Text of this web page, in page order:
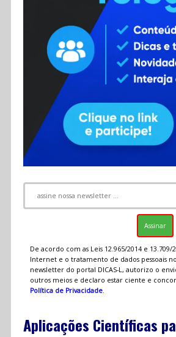
De acordo com as Leis 12.965/2014 e
Internet e o tratamento de dados pessoais
newsletter do portal DICAS-L, autorizo o
outros meios e declaro estar ciente e
Política de Privacidade.
Aplicações Científicas